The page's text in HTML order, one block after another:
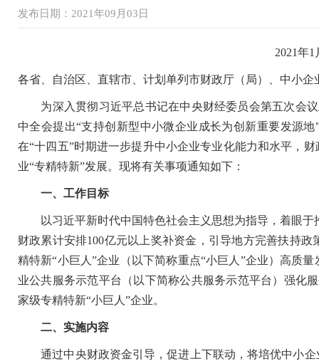
发布日期：2021年09月03日
2021年
各省、自治区、直辖市、计划单列市财政厅（局）、中小
为深入贯彻习近平总书记在中央财经委员会第五次会议
中全会提出“支持创新型中小微企业成长为创新重要发源
在“十四五”时期进一步提升中小企业专业化能力和水平，
业“专精特新”发展。现将有关事项通知如下：
一、工作目标
以习近平新时代中国特色社会主义思想为指导，着眼于
财政累计安排100亿元以上奖补资金，引导地方完善扶持
精特新“小巨人”企业（以下简称重点“小巨人”企业）高质
业公共服务示范平台（以下简称公共服务示范平台）强化
家级专精特新“小巨人”企业。
二、实施内容
通过中央财政资金引导，促进上下联动，将培优中小企